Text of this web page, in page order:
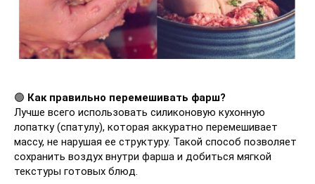
🟢 Как правильно перемешивать фарш?
Лучше всего использовать силиконовую кухонную
лопатку (спатулу), которая аккуратно перемешивает
массу, не нарушая ее структуру. Такой способ позволяет
сохранить воздух внутри фарша и добиться мягкой
текстуры готовых блюд.